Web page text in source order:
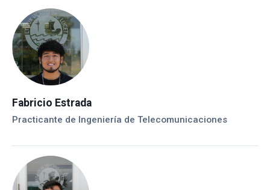
Fabricio Estrada
Practicante de Ingeniería de Telecomunicaciones